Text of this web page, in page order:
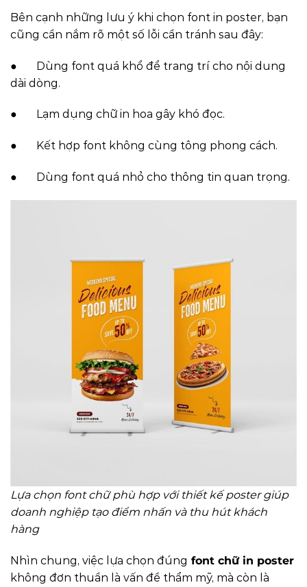
Bên cạnh những lưu ý khi chọn font in poster, bạn
cũng cần nắm rõ một số lỗi cần tránh sau đây:
● Dùng font quá khổ để trang trí cho nội dung
dài dòng.
● Lạm dụng chữ in hoa gây khó đọc.
● Kết hợp font không cùng tông phong cách.
● Dùng font quá nhỏ cho thông tin quan trọng.
Lựa chọn font chữ phù hợp với thiết kế poster giúp
doanh nghiệp tạo điểm nhấn và thu hút khách
hàng
Nhìn chung, việc lựa chọn đúng font chữ in poster
không đơn thuần là vấn đề thẩm mỹ, mà còn là